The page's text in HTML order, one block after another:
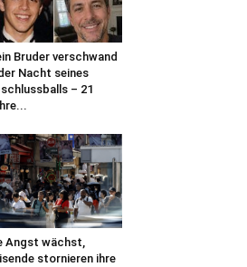
Bruder verschwand
Nacht seines
– 21
Angst wächst,
stornieren ihre